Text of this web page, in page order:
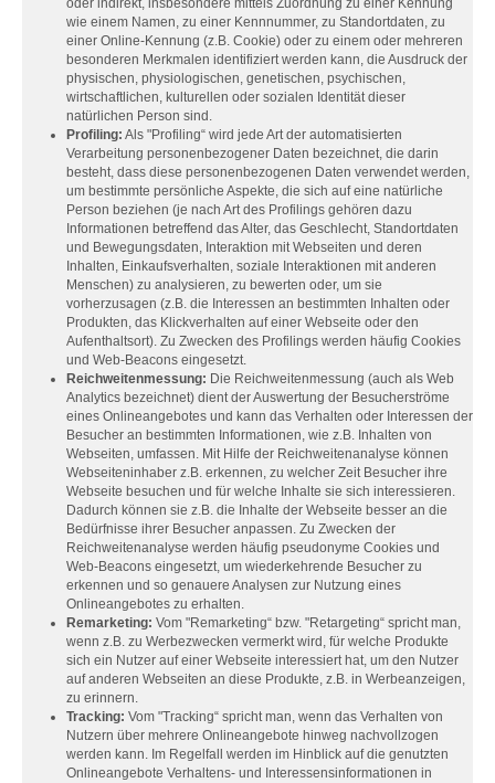
oder indirekt, insbesondere mittels Zuordnung zu einer Kennung
wie einem Namen, zu einer Kennnummer, zu Standortdaten, zu
einer Online-Kennung (z.B. Cookie) oder zu einem oder mehreren
besonderen Merkmalen identifiziert werden kann, die Ausdruck der
physischen, physiologischen, genetischen, psychischen,
wirtschaftlichen, kulturellen oder sozialen Identität dieser
natürlichen Person sind.
Profiling: Als "Profiling“ wird jede Art der automatisierten
Verarbeitung personenbezogener Daten bezeichnet, die darin
besteht, dass diese personenbezogenen Daten verwendet werden,
um bestimmte persönliche Aspekte, die sich auf eine natürliche
Person beziehen (je nach Art des Profilings gehören dazu
Informationen betreffend das Alter, das Geschlecht, Standortdaten
und Bewegungsdaten, Interaktion mit Webseiten und deren
Inhalten, Einkaufsverhalten, soziale Interaktionen mit anderen
Menschen) zu analysieren, zu bewerten oder, um sie
vorherzusagen (z.B. die Interessen an bestimmten Inhalten oder
Produkten, das Klickverhalten auf einer Webseite oder den
Aufenthaltsort). Zu Zwecken des Profilings werden häufig Cookies
und Web-Beacons eingesetzt.
Reichweitenmessung: Die Reichweitenmessung (auch als Web
Analytics bezeichnet) dient der Auswertung der Besucherströme
eines Onlineangebotes und kann das Verhalten oder Interessen der
Besucher an bestimmten Informationen, wie z.B. Inhalten von
Webseiten, umfassen. Mit Hilfe der Reichweitenanalyse können
Webseiteninhaber z.B. erkennen, zu welcher Zeit Besucher ihre
Webseite besuchen und für welche Inhalte sie sich interessieren.
Dadurch können sie z.B. die Inhalte der Webseite besser an die
Bedürfnisse ihrer Besucher anpassen. Zu Zwecken der
Reichweitenanalyse werden häufig pseudonyme Cookies und
Web-Beacons eingesetzt, um wiederkehrende Besucher zu
erkennen und so genauere Analysen zur Nutzung eines
Onlineangebotes zu erhalten.
Remarketing: Vom "Remarketing“ bzw. "Retargeting“ spricht man,
wenn z.B. zu Werbezwecken vermerkt wird, für welche Produkte
sich ein Nutzer auf einer Webseite interessiert hat, um den Nutzer
auf anderen Webseiten an diese Produkte, z.B. in Werbeanzeigen,
zu erinnern.
Tracking: Vom "Tracking“ spricht man, wenn das Verhalten von
Nutzern über mehrere Onlineangebote hinweg nachvollzogen
werden kann. Im Regelfall werden im Hinblick auf die genutzten
Onlineangebote Verhaltens- und Interessensinformationen in